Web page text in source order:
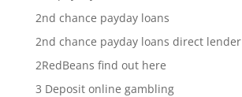
2nd chance payday loans
2nd chance payday loans direct lender
2RedBeans find out here
3 Deposit online gambling